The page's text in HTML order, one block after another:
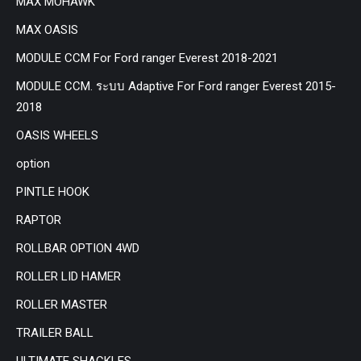
MAX OASIS
MODULE CCM For Ford ranger Everest 2018-2021
MODULE CCM. ระบบ Adaptive For Ford ranger Everest 2015-
2018
OASIS WHEELS
option
PINTLE HOOK
RAPTOR
ROLLBAR OPTION 4WD
ROLLER LID HAMER
ROLLER MASTER
TRAILER BALL